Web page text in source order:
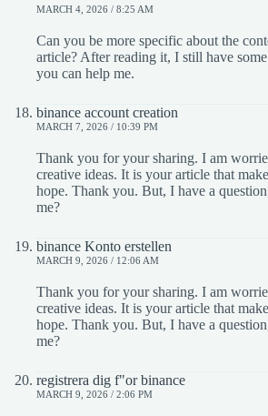
MARCH 4, 2026 / 8:25 AM
Can you be more specific about the
article? After reading it, I still have
you can help me.
binance account creation
MARCH 7, 2026 / 10:39 PM
Thank you for your sharing. I am
creative ideas. It is your article that
hope. Thank you. But, I have a
me?
binance Konto erstellen
MARCH 9, 2026 / 12:06 AM
Thank you for your sharing. I am
creative ideas. It is your article that
hope. Thank you. But, I have a
me?
registrera dig f"or binance
MARCH 9, 2026 / 2:06 PM